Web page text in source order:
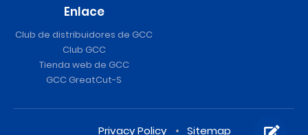
Enlace
Club de distribuidores de GCC
Club GCC
Tienda web de GCC
GCC GreatCut-S
Privacy Policy Sitemap